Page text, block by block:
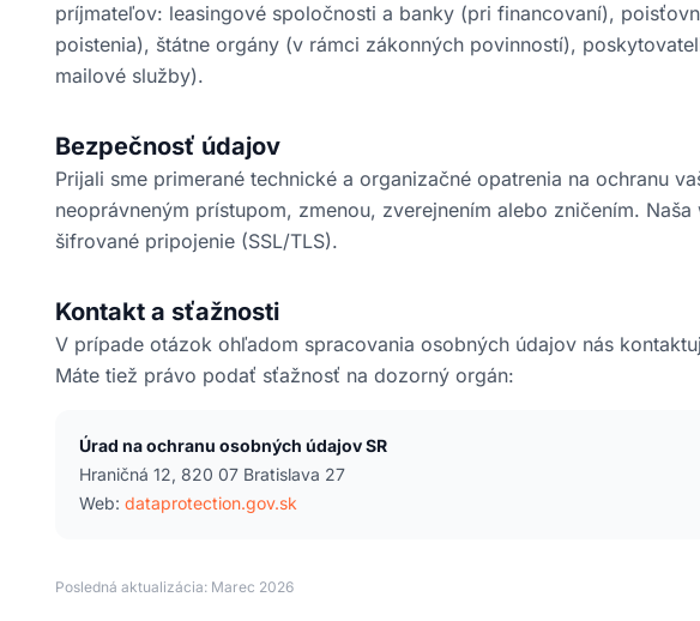
príjmateľov: leasingové spoločnosti a banky (pri financovaní),
poistenia), štátne orgány (v rámci zákonných povinností),
mailové služby).
Bezpečnosť údajov
Prijali sme primerané technické a organizačné opatrenia na ochranu
neoprávneným prístupom, zmenou, zverejnením alebo zničením.
šifrované pripojenie (SSL/TLS).
Kontakt a sťažnosti
V prípade otázok ohľadom spracovania osobných údajov nás
Máte tiež právo podať sťažnosť na dozorný orgán:
Úrad na ochranu osobných údajov SR
Hraničná 12, 820 07 Bratislava 27
Web: dataprotection.gov.sk
Posledná aktualizácia: Marec 2026